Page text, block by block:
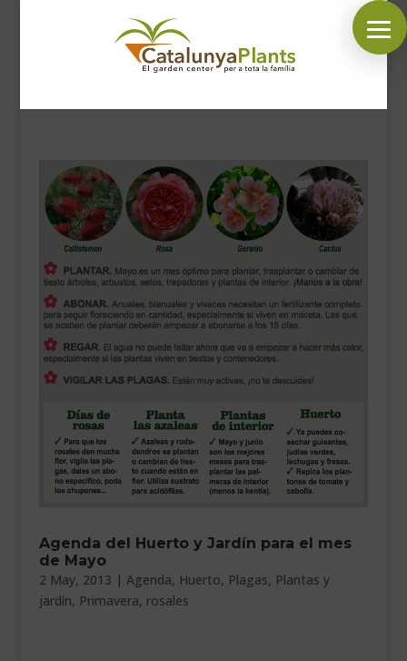
SÍGUENOS EN:
PLANTAS
COMPLEMENTOS JARDÍN
MASCOTAS
DECORACIÓN
HORARIO GARDEN
CONTACTAR
___________________________
VEURE EN CATALÀ
Agenda del Huerto y Jardín para el mes
de Mayo
2 May, 2013 | Agenda, Huerto, Plagas, Plantas y
jardín, Primavera, rosales